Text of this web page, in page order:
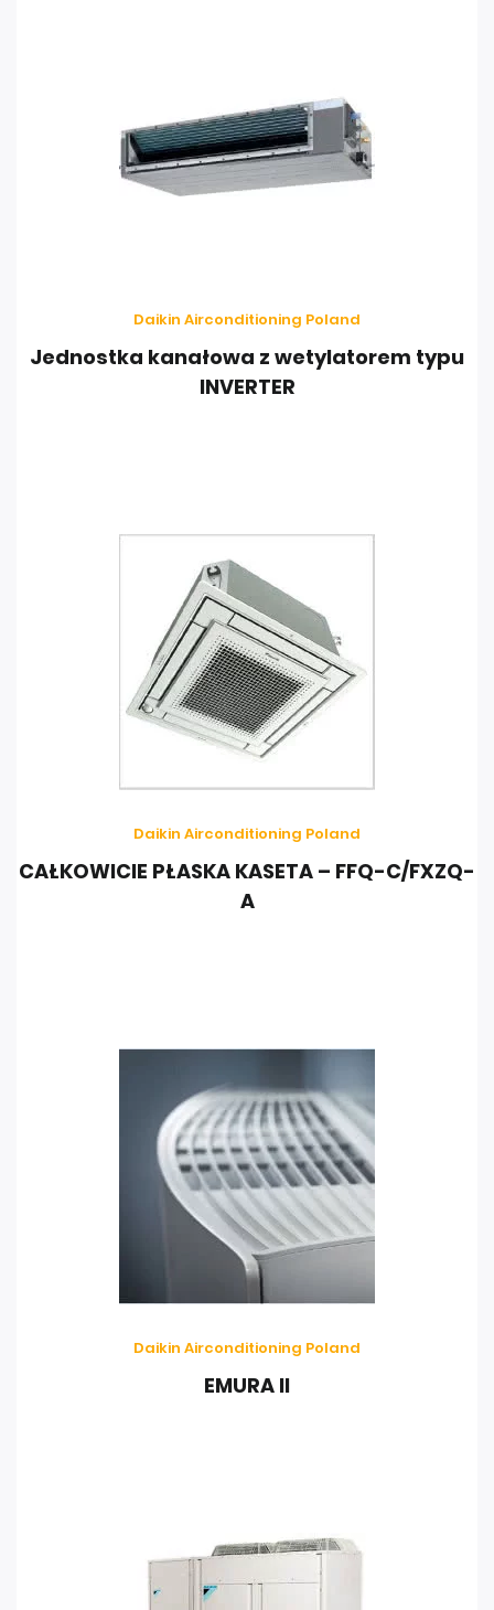
Daikin Airconditioning Poland
Jednostka kanałowa z wetylatorem typu
INVERTER
Daikin Airconditioning Poland
CAŁKOWICIE PŁASKA KASETA – FFQ-C/FXZQ-
A
Daikin Airconditioning Poland
EMURA II